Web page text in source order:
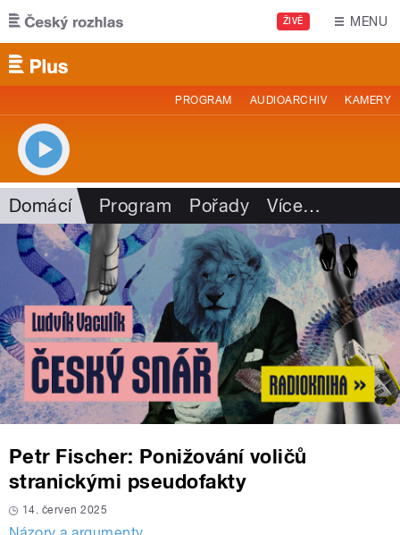
Přejít k hlavnímu obsahu
ŽIVĚ MENU
PROGRAM AUDIOARCHIV KAMERY
Domácí Program Pořady Více…
Petr Fischer: Ponižování voličů
stranickými pseudofakty
14. červen 2025